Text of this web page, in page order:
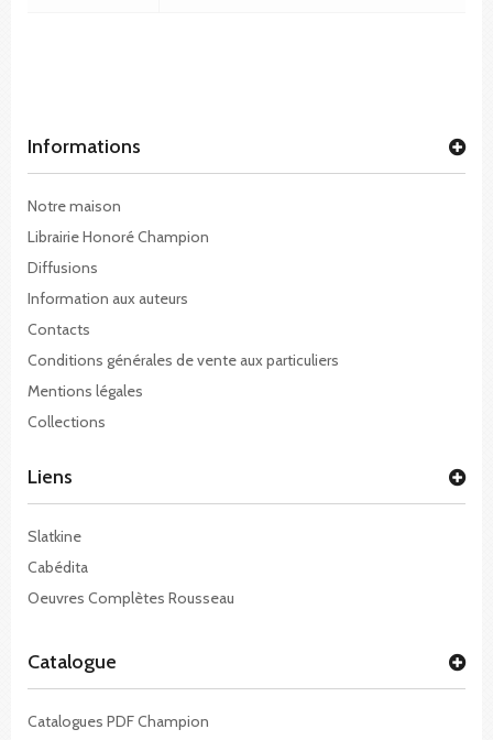
Informations
Notre maison
Librairie Honoré Champion
Diffusions
Information aux auteurs
Contacts
Conditions générales de vente aux particuliers
Mentions légales
Collections
Liens
Slatkine
Cabédita
Oeuvres Complètes Rousseau
Catalogue
Catalogues PDF Champion